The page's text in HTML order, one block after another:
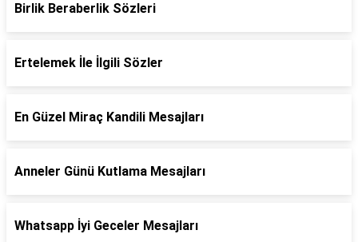
Birlik Beraberlik Sözleri
Ertelemek İle İlgili Sözler
En Güzel Miraç Kandili Mesajları
Anneler Günü Kutlama Mesajları
Whatsapp İyi Geceler Mesajları